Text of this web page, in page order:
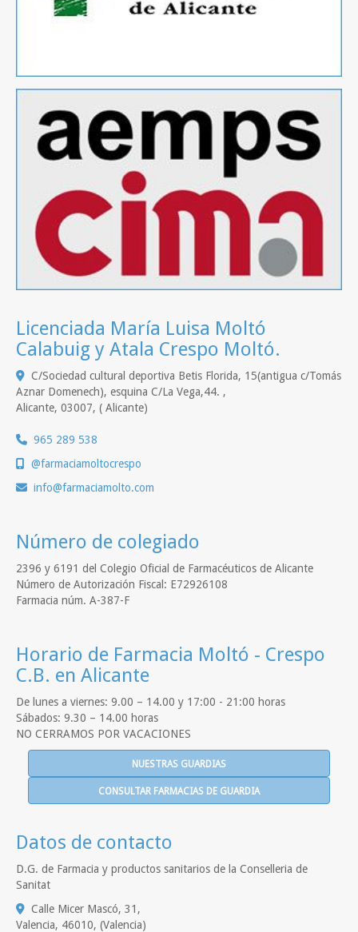
Licenciada María Luisa Moltó
Calabuig y Atala Crespo Moltó.
C/Sociedad cultural deportiva Betis Florida, 15(antigua c/Tomás
Aznar Domenech), esquina C/La Vega,44. ,
Alicante, 03007, ( Alicante)
965 289 538
@farmaciamoltocrespo
info
farmaciamolto.com
Número de colegiado
2396 y 6191 del Colegio Oficial de Farmacéuticos de Alicante
Número de Autorización Fiscal: E72926108
Farmacia núm. A-387-F
Horario de Farmacia Moltó - Crespo
C.B. en Alicante
De lunes a viernes: 9.00 – 14.00 y 17:00 - 21:00 horas
Sábados: 9.30 – 14.00 horas
NO CERRAMOS POR VACACIONES
NUESTRAS GUARDIAS
CONSULTAR FARMACIAS DE GUARDIA
Datos de contacto
D.G. de Farmacia y productos sanitarios de la Conselleria de
Sanitat
Calle Micer Mascó, 31,
Valencia, 46010, (Valencia)